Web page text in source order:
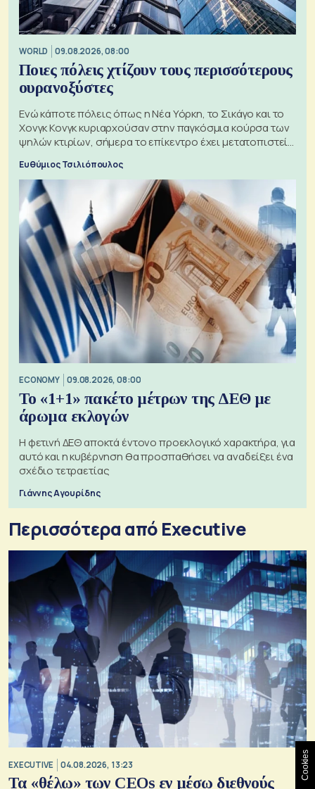
WORLD 09.08.2026, 08:00
Ποιες πόλεις χτίζουν τους περισσότερους
ουρανοξύστες
Ενώ κάποτε πόλεις όπως η Νέα Υόρκη, το Σικάγο και το
Χονγκ Κονγκ κυριαρχούσαν στην παγκόσμια κούρσα των
ψηλών κτιρίων, σήμερα το επίκεντρο έχει μετατοπιστεί
Ευθύμιος Τσιλιόπουλος
ECONOMY 09.08.2026, 08:00
Το «1+1» πακέτο μέτρων της ΔΕΘ με
άρωμα εκλογών
Η φετινή ΔΕΘ αποκτά έντονο προεκλογικό χαρακτήρα, για
αυτό και η κυβέρνηση θα προσπαθήσει να αναδείξει ένα
σχέδιο τετραετίας
Γιάννης Αγουρίδης
Περισσότερα από Executive
EXECUTIVE 04.08.2026, 13:23
Τα «θέλω» των CEOs εν μέσω διεθνούς
Cookies